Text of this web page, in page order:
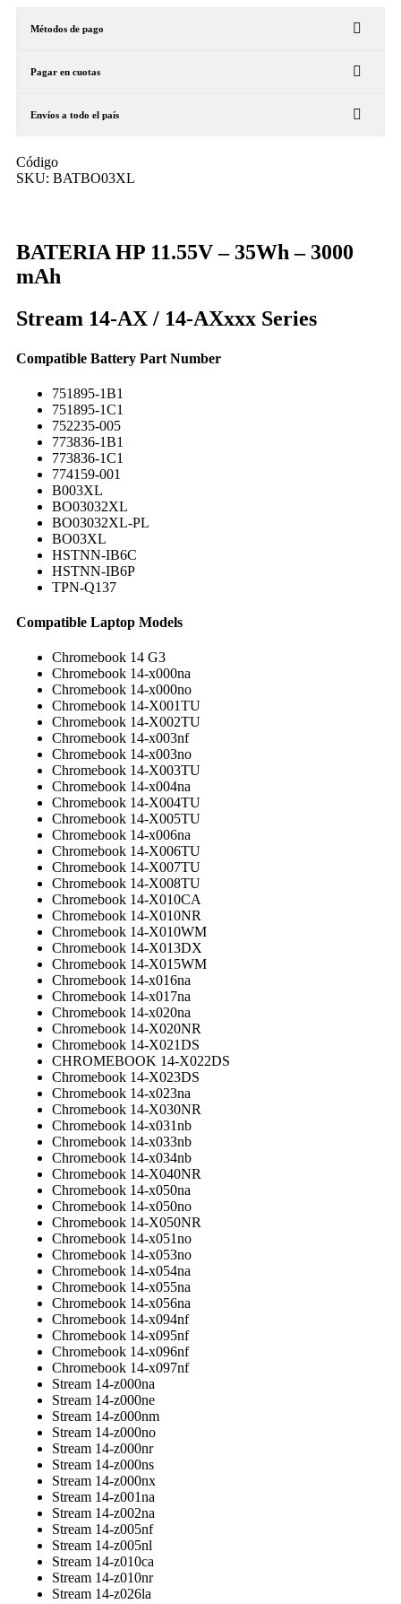
Métodos de pago
Pagar en cuotas
Envíos a todo el país
Código
SKU: BATBO03XL
BATERIA HP 11.55V – 35Wh – 3000
mAh
Stream 14-AX / 14-AXxxx Series
Compatible Battery Part Number
751895-1B1
751895-1C1
752235-005
773836-1B1
773836-1C1
774159-001
B003XL
BO03032XL
BO03032XL-PL
BO03XL
HSTNN-IB6C
HSTNN-IB6P
TPN-Q137
Compatible Laptop Models
Chromebook 14 G3
Chromebook 14-x000na
Chromebook 14-x000no
Chromebook 14-X001TU
Chromebook 14-X002TU
Chromebook 14-x003nf
Chromebook 14-x003no
Chromebook 14-X003TU
Chromebook 14-x004na
Chromebook 14-X004TU
Chromebook 14-X005TU
Chromebook 14-x006na
Chromebook 14-X006TU
Chromebook 14-X007TU
Chromebook 14-X008TU
Chromebook 14-X010CA
Chromebook 14-X010NR
Chromebook 14-X010WM
Chromebook 14-X013DX
Chromebook 14-X015WM
Chromebook 14-x016na
Chromebook 14-x017na
Chromebook 14-x020na
Chromebook 14-X020NR
Chromebook 14-X021DS
CHROMEBOOK 14-X022DS
Chromebook 14-X023DS
Chromebook 14-x023na
Chromebook 14-X030NR
Chromebook 14-x031nb
Chromebook 14-x033nb
Chromebook 14-x034nb
Chromebook 14-X040NR
Chromebook 14-x050na
Chromebook 14-x050no
Chromebook 14-X050NR
Chromebook 14-x051no
Chromebook 14-x053no
Chromebook 14-x054na
Chromebook 14-x055na
Chromebook 14-x056na
Chromebook 14-x094nf
Chromebook 14-x095nf
Chromebook 14-x096nf
Chromebook 14-x097nf
Stream 14-z000na
Stream 14-z000ne
Stream 14-z000nm
Stream 14-z000no
Stream 14-z000nr
Stream 14-z000ns
Stream 14-z000nx
Stream 14-z001na
Stream 14-z002na
Stream 14-z005nf
Stream 14-z005nl
Stream 14-z010ca
Stream 14-z010nr
Stream 14-z026la